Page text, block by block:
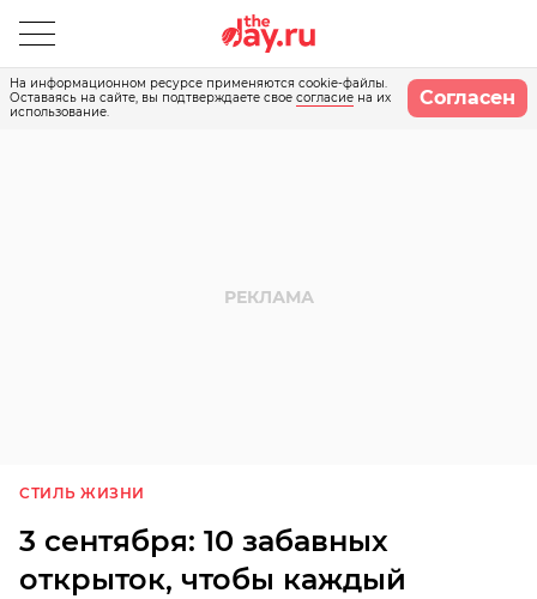
На информационном ресурсе применяются cookie-файлы.
Оставаясь на сайте, вы подтверждаете свое согласие на их
использование.
Согласен
СТИЛЬ ЖИЗНИ
3 сентября: 10 забавных
открыток, чтобы каждый